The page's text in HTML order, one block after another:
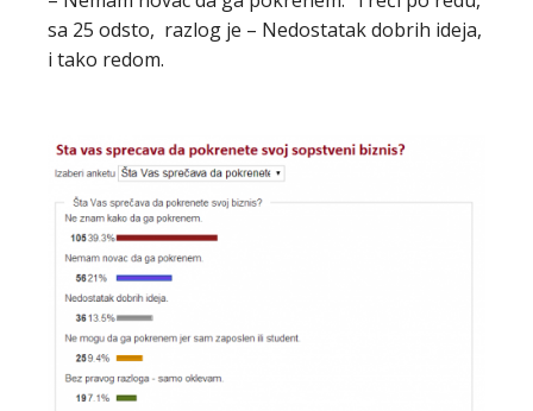
sa 25 odsto, razlog je – Nedostatak dobrih ideja,
i tako redom.